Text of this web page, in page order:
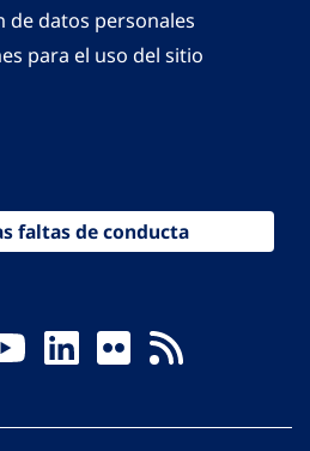
de datos personales
para el uso del sitio
faltas de conducta